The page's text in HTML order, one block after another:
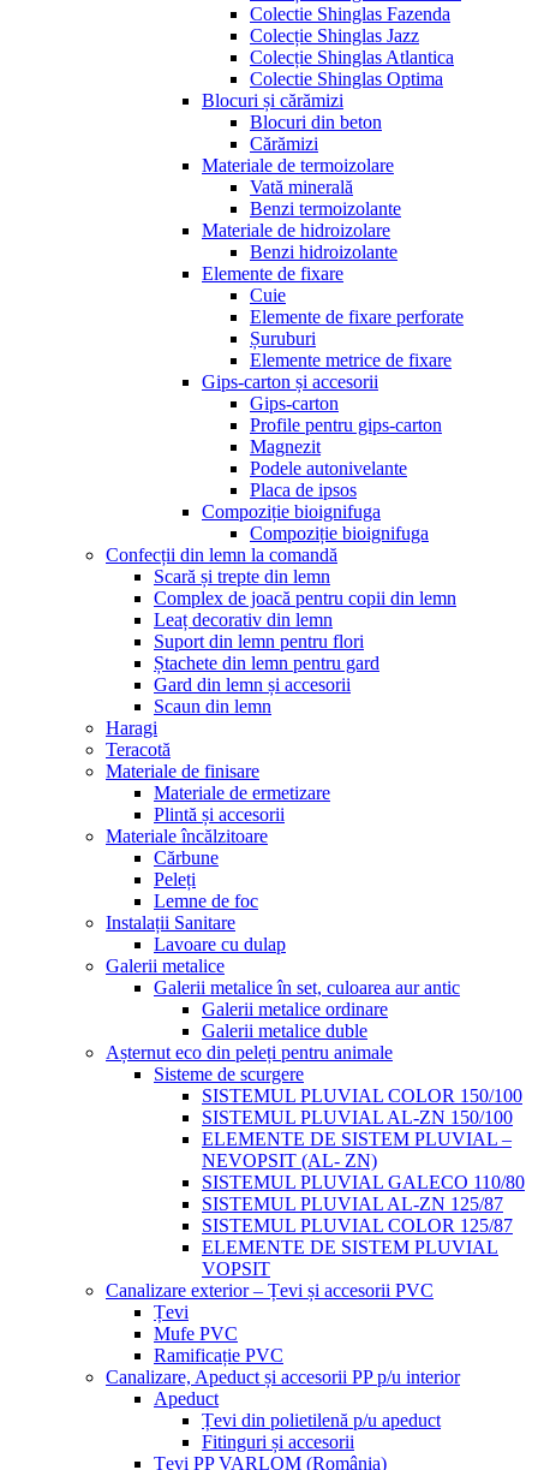
Colectie Shinglas Fazenda
Colecție Shinglas Jazz
Colecție Shinglas Atlantica
Colectie Shinglas Optima
Blocuri și cărămizi
Blocuri din beton
Cărămizi
Materiale de termoizolare
Vată minerală
Benzi termoizolante
Materiale de hidroizolare
Benzi hidroizolante
Elemente de fixare
Cuie
Elemente de fixare perforate
Șuruburi
Elemente metrice de fixare
Gips-carton și accesorii
Gips-carton
Profile pentru gips-carton
Magnezit
Podele autonivelante
Placa de ipsos
Compoziție bioignifuga
Compoziție bioignifuga
Confecții din lemn la comandă
Scară și trepte din lemn
Complex de joacă pentru copii din lemn
Leaț decorativ din lemn
Suport din lemn pentru flori
Ștachete din lemn pentru gard
Gard din lemn și accesorii
Scaun din lemn
Haragi
Teracotă
Materiale de finisare
Materiale de ermetizare
Plintă și accesorii
Materiale încălzitoare
Cărbune
Peleți
Lemne de foc
Instalații Sanitare
Lavoare cu dulap
Galerii metalice
Galerii metalice în set, culoarea aur antic
Galerii metalice ordinare
Galerii metalice duble
Așternut eco din peleți pentru animale
Sisteme de scurgere
SISTEMUL PLUVIAL COLOR 150/100
SISTEMUL PLUVIAL AL-ZN 150/100
ELEMENTE DE SISTEM PLUVIAL –
NEVOPSIT (AL- ZN)
SISTEMUL PLUVIAL GALECO 110/80
SISTEMUL PLUVIAL AL-ZN 125/87
SISTEMUL PLUVIAL COLOR 125/87
ELEMENTE DE SISTEM PLUVIAL
VOPSIT
Canalizare exterior – Țevi și accesorii PVC
Țevi
Mufe PVC
Ramificație PVC
Canalizare, Apeduct și accesorii PP p/u interior
Apeduct
Țevi din polietilenă p/u apeduct
Fitinguri și accesorii
Țevi PP VARLOM (România)